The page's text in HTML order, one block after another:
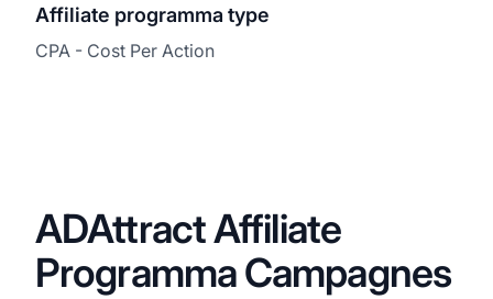
Affiliate programma type
CPA - Cost Per Action
ADAttract Affiliate
Programma Campagnes